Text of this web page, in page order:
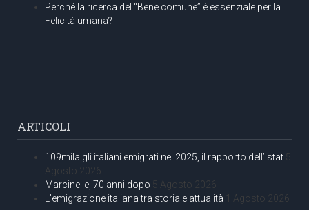
Perché la ricerca del “Bene comune” è essenziale per la
Felicità umana?
ARTICOLI
109mila gli italiani emigrati nel 2025, il rapporto dell’Istat 5
Agosto 2026
Marcinelle, 70 anni dopo 5 Agosto 2026
L’emigrazione italiana tra storia e attualità 1 Agosto 2026